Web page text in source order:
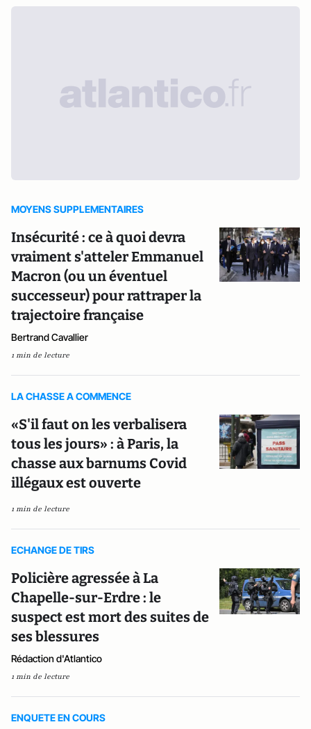
MOYENS SUPPLEMENTAIRES
Insécurité : ce à quoi devra
vraiment s'atteler Emmanuel
Macron (ou un éventuel
successeur) pour rattraper la
trajectoire française
Bertrand Cavallier
1 min de lecture
LA CHASSE A COMMENCE
«S'il faut on les verbalisera
tous les jours» : à Paris, la
chasse aux barnums Covid
illégaux est ouverte
1 min de lecture
ECHANGE DE TIRS
Policière agressée à La
Chapelle-sur-Erdre : le
suspect est mort des suites de
ses blessures
Rédaction d'Atlantico
1 min de lecture
ENQUETE EN COURS